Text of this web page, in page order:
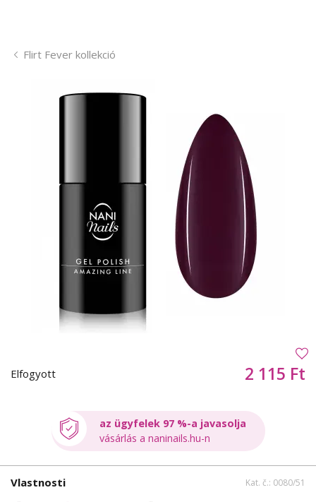
Flirt Fever kollekció
Elfogyott 2 115 Ft
az ügyfelek 97 %-a javasolja
vásárlás a naninails.hu-n
Vlastnosti Kat. č.: 0080/51